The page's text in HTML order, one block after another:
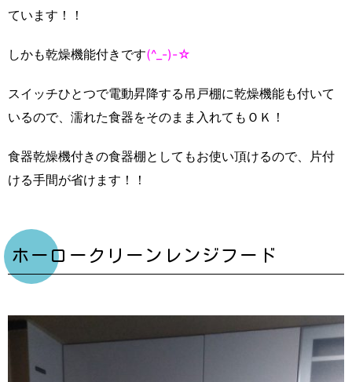
ています！！
しかも乾燥機能付きです(^_-)-☆
スイッチひとつで電動昇降する吊戸棚に乾燥機能も付いて
いるので、濡れた食器をそのまま入れてもＯＫ！
食器乾燥機付きの食器棚としてもお使い頂けるので、片付
ける手間が省けます！！
ホーロークリーンレンジフード